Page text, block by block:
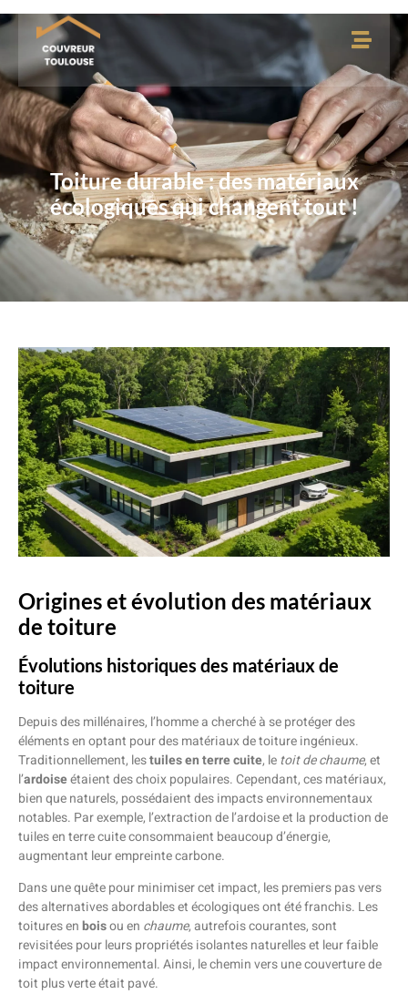
Toiture durable : des matériaux
écologiques qui changent tout !
Origines et évolution des matériaux
de toiture
Évolutions historiques des matériaux de
toiture
Depuis des millénaires, l’homme a cherché à se protéger des
éléments en optant pour des matériaux de toiture ingénieux.
Traditionnellement, lestuiles en terre cuite, letoit de chaume, et
l’ardoiseétaient des choix populaires. Cependant, ces matériaux,
bien que naturels, possédaient des impacts environnementaux
notables. Par exemple, l’extraction de l’ardoise et la production de
tuiles en terre cuite consommaient beaucoup d’énergie,
augmentant leur empreinte carbone.
Dans une quête pour minimiser cet impact, les premiers pas vers
des alternatives abordables et écologiques ont été franchis. Les
toitures enboisou en chaume, autrefois courantes, sont
revisitées pour leurs propriétés isolantes naturelles et leur faible
impact environnemental. Ainsi, le chemin vers une couverture de
toit plus verte était pavé.